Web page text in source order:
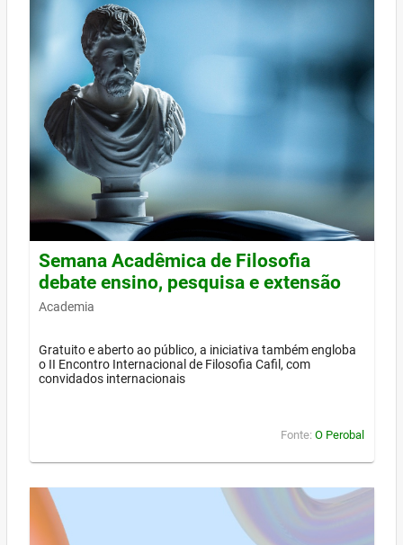
Semana Acadêmica de Filosofia
debate ensino, pesquisa e extensão
Academia
Gratuito e aberto ao público, a iniciativa também engloba
o II Encontro Internacional de Filosofia Cafil, com
convidados internacionais
Fonte: O Perobal